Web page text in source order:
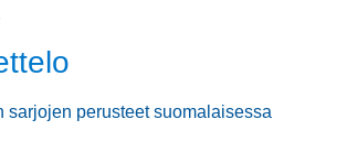
sarjojen perusteet suomalaisessa